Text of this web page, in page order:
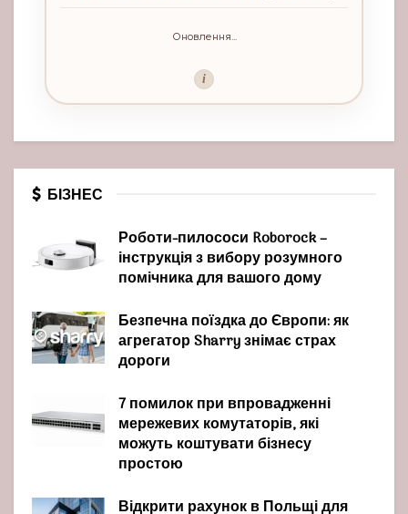
Оновлення...
i
БІЗНЕС
Роботи-пилососи Roborock –
інструкція з вибору розумного
помічника для вашого дому
Безпечна поїздка до Європи: як
агрегатор Sharry знімає страх
дороги
7 помилок при впровадженні
мережевих комутаторів, які
можуть коштувати бізнесу
простою
Відкрити рахунок в Польщі для